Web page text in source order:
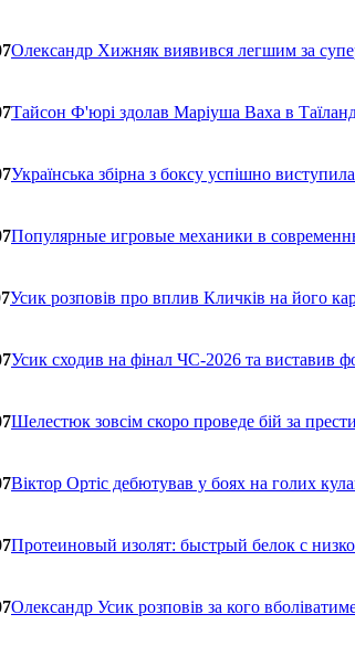
Олександр Хижняк виявився легшим за
Тайсон Ф'юрі здолав Маріуша Ваха в
Українська збірна з боксу успішно
Популярные игровые механики в
Усик розповів про вплив Кличків на його
Усик сходив на фінал ЧС-2026 та виставив
Шелестюк зовсім скоро проведе бій за
Віктор Ортіс дебютував у боях на голих
Протеиновый изолят: быстрый белок с
Олександр Усик розповів за кого